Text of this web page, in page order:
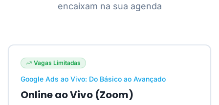
encaixam na sua agenda
Vagas Limitadas
Google Ads ao Vivo: Do Básico ao Avançado
Online ao Vivo (Zoom)